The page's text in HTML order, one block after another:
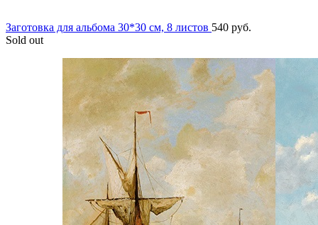
Заготовка для альбома 30*30 см, 8 листов 540 руб.
Sold out